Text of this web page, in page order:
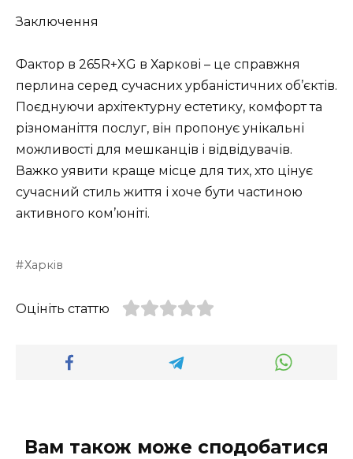
Заключення
Фактор в 265R+XG в Харкові – це справжня
перлина серед сучасних урбаністичних об’єктів.
Поєднуючи архітектурну естетику, комфорт та
різноманіття послуг, він пропонує унікальні
можливості для мешканців і відвідувачів.
Важко уявити краще місце для тих, хто цінує
сучасний стиль життя і хоче бути частиною
активного ком’юніті.
Харків
Оцініть статтю
Вам також може сподобатися